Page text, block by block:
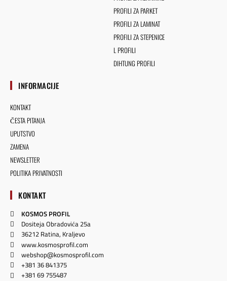
PROFILI ZA PARKET
PROFILI ZA LAMINAT
PROFILI ZA STEPENICE
L PROFILI
DIHTUNG PROFILI
INFORMACIJE
KONTAKT
ČESTA PITANJA
UPUTSTVO
ZAMENA
NEWSLETTER
POLITIKA PRIVATNOSTI
KONTAKT
KOSMOS PROFIL
Dositeja Obradovića 25a
36212 Ratina, Kraljevo
www.kosmosprofil.com
webshop@kosmosprofil.com
+381 36 841375
+381 69 755487